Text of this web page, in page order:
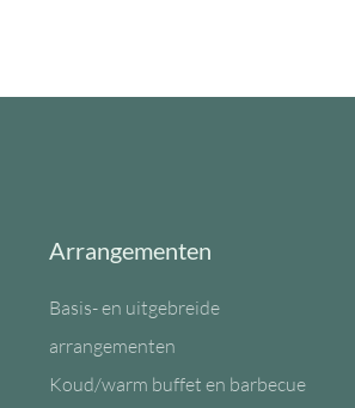
Arrangementen
Basis- en uitgebreide
arrangementen
Koud/warm buffet en barbecue